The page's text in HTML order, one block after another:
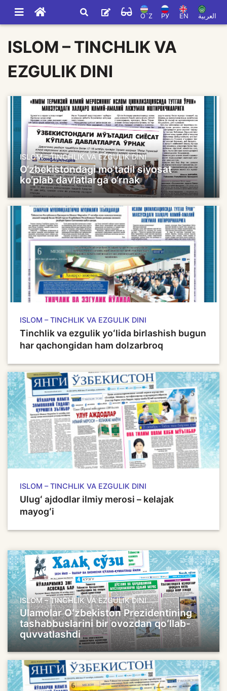
O`Z РУ EN العربية
ISLOM – TINCHLIK VA
EZGULIK DINI
ISLOM – TINCHLIK VA EZGULIK DINI
O‘zbekistondagi mo‘tadil siyosat
ko‘plab davlatlarga o‘rnak
ISLOM – TINCHLIK VA EZGULIK DINI
Tinchlik va ezgulik yoʻlida birlashish bugun
har qachongidan ham dolzarbroq
ISLOM – TINCHLIK VA EZGULIK DINI
Ulugʻ ajdodlar ilmiy merosi – kelajak
mayogʻi
ISLOM – TINCHLIK VA EZGULIK DINI
Ulamolar Oʻzbekiston Prezidentining
tashabbuslarini bir ovozdan qoʻllab-
quvvatlashdi